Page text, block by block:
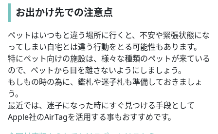
お出かけ先での注意点
ペットはいつもと違う場所に行くと、不安や緊張状態にな
ってしまい自宅とは違う行動をとる可能性もあります。
特にペット向けの施設は、様々な種類のペットが来ている
ので、ペットから目を離さないようにしましょう。
もしもの時の為に、鑑札や迷子札も準備しておきましょ
う。
最近では、迷子になった時にすぐ見つける手段として
Apple社のAirTagを活用する事もおすすめです。